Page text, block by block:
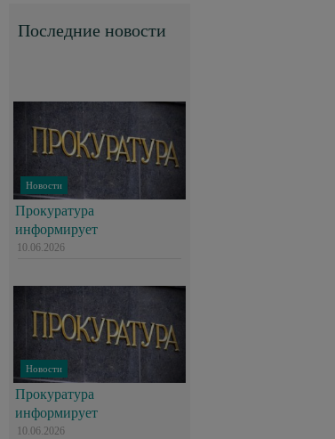
Последние новости
Новости
Прокуратура
информирует
10.06.2026
Новости
Прокуратура
информирует
10.06.2026